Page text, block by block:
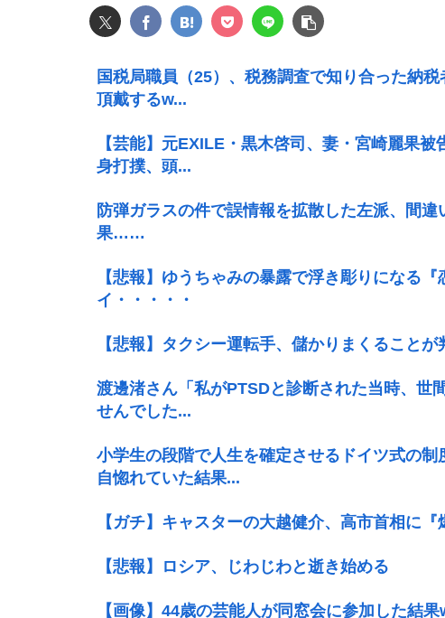
国税局職員（25）、税務調査で知り合った納
頂戴するw...
【芸能】元EXILE・黒木啓司、妻・宮崎麗果
身打撲、頭...
防弾ガラスの件で誤情報を拡散した左派、間
果……
【悲報】ゆうちゃみの暴露で浮き彫りになる
イ・・・・・
【悲報】タクシー運転手、儲かりまくること
渡邊渚さん「私がPTSDと診断された当時、世
せんでした...
小学生の段階で人生を確定させるドイツ式の
自惚れていた結果...
【ガチ】キャスターの大越健介、高市首相に
【悲報】ロシア、じわじわと逝き始める
【画像】44歳の芸能人が同窓会に参加した結